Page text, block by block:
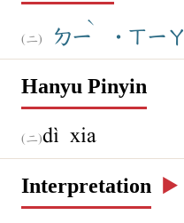
ㄉㄧ
ˋ
˙ㄒㄧㄚ
Hanyu Pinyin
dì xia
Interpretation ▶️